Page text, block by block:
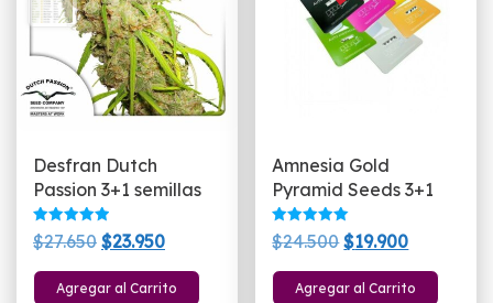
Desfran Dutch
Passion 3+1 semillas
Valorado
con
de 5
$27.650 El
precio
original
$23.950El
precio
actual
Agregar al Carrito
Amnesia Gold
Pyramid Seeds 3+1
Valorado
con
de 5
$24.500El
precio
original
$19.900El
precio
actual
Agregar al Carrito